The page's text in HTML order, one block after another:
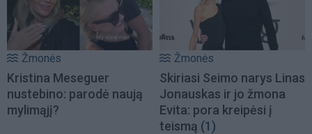
Žmonės
Kristina Meseguer
nustebino: parodė naują
mylimąjį?
Žmonės
Skiriasi Seimo narys Linas
Jonauskas ir jo žmona
Evita: pora kreipėsi į
teismą (1)